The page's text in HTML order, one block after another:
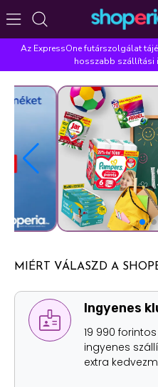
Népszerű kategóriák
Szépségápolás
Takarítás Baba-mama
Népszerű márkák
Lenor Violeta
Népszerű keresések
leukoplast ariel lenor
Az ExpressOne futárszolgálat
hosszabb szállítási
MIÉRT VÁLASZD A
Ingyenes
lehetőség
költség